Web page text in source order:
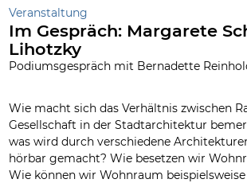
Veranstaltung
Im Gespräch: Margarete
Lihotzky
Podiumsgespräch mit Bernadette
Wie macht sich das Verhältnis zwischen
Gesellschaft in der Stadtarchitektur
was wird durch verschiedene
hörbar gemacht? Wie besetzen wir
Wie können wir Wohnraum